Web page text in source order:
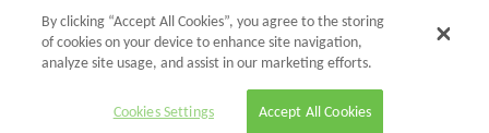
Ändra adress? Kontakta kansliet
Växel: 08-673 35 11 E-post:
info@djurskyddet.se
© 2026 Tidningen Djurskyddet.
By clicking “Accept All Cookies”, you agree to the storing
of cookies on your device to enhance site navigation,
analyze site usage, and assist in our marketing efforts.
Cookies Settings Accept All Cookies